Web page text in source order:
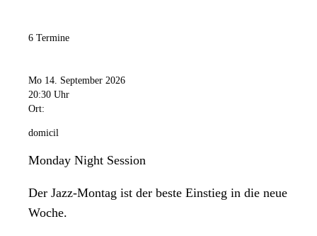
6 Termine
Mo 14. September 2026
20:30 Uhr
Ort:
domicil
Monday Night Session
Der Jazz-Montag ist der beste Einstieg in die neue
Woche.